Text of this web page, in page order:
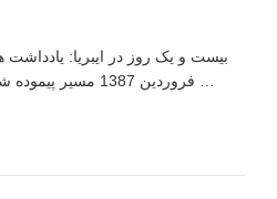
بیست و یک روز در ایبریا: یادداشت